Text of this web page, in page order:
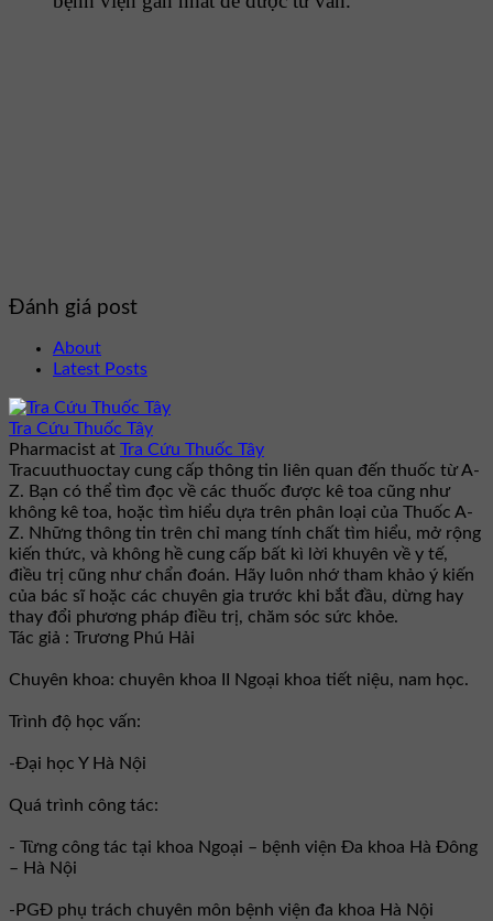
Đánh giá post
About
Latest Posts
Tra Cứu Thuốc Tây
Pharmacist at Tra Cứu Thuốc Tây
Tracuuthuoctay cung cấp thông tin liên quan đến thuốc từ A-
Z. Bạn có thể tìm đọc về các thuốc được kê toa cũng như
không kê toa, hoặc tìm hiểu dựa trên phân loại của Thuốc A-
Z. Những thông tin trên chỉ mang tính chất tìm hiểu, mở rộng
kiến thức, và không hề cung cấp bất kì lời khuyên về y tế,
điều trị cũng như chẩn đoán. Hãy luôn nhớ tham khảo ý kiến
của bác sĩ hoặc các chuyên gia trước khi bắt đầu, dừng hay
thay đổi phương pháp điều trị, chăm sóc sức khỏe.
Tác giả : Trương Phú Hải
Chuyên khoa: chuyên khoa II Ngoại khoa tiết niệu, nam học.
Trình độ học vấn:
-Đại học Y Hà Nội
Quá trình công tác:
- Từng công tác tại khoa Ngoại – bệnh viện Đa khoa Hà Đông
– Hà Nội
-PGĐ phụ trách chuyên môn bệnh viện đa khoa Hà Nội